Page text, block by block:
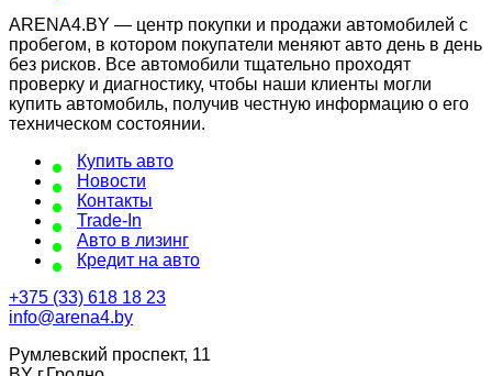
ARENA4.BY — центр покупки и продажи автомобилей с
пробегом, в котором покупатели меняют авто день в день
без рисков. Все автомобили тщательно проходят
проверку и диагностику, чтобы наши клиенты могли
купить автомобиль, получив честную информацию о его
техническом состоянии.
Купить авто
Новости
Контакты
Trade-In
Авто в лизинг
Кредит на авто
+375 (33) 618 18 23
info@arena4.by
Румлевский проспект, 11